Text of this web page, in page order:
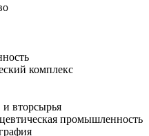
комплекс
и вторсырья
промышленность